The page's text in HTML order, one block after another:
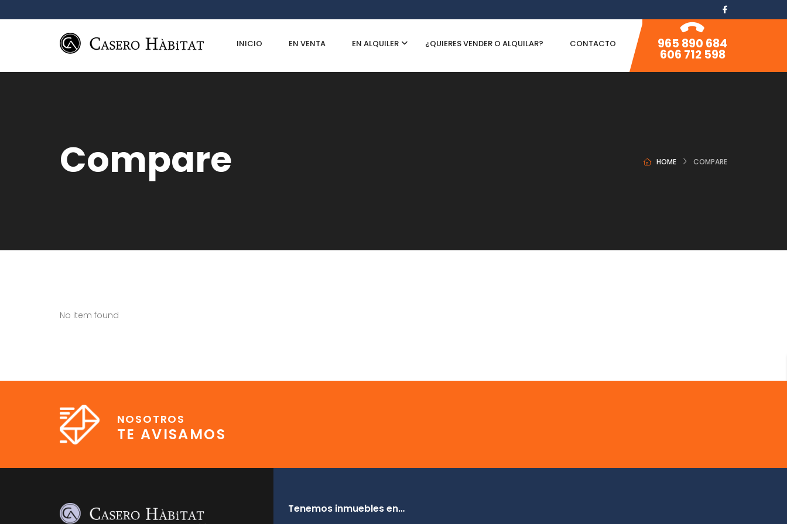
INICIO EN VENTA EN ALQUILER ¿QUIERES VENDER O ALQUILAR? CONTACTO 965 890 684
606 712 598
Compare HOME COMPARE
No item found
NOSOTROS
TE AVISAMOS
Tenemos inmuebles en…